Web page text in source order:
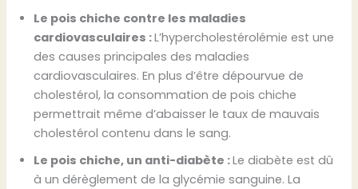
Le pois chiche contre les maladies
cardiovasculaires :L’hypercholestérolémie est une
des causes principales des maladies
cardiovasculaires. En plus d’être dépourvue de
cholestérol, la consommation de pois chiche
permettrait même d’abaisser le taux de mauvais
cholestérol contenu dans le sang.
Le pois chiche, un anti-diabète :Le diabète est dû
à un dérèglement de la glycémie sanguine. La